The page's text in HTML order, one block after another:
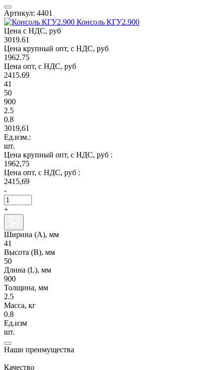
Артикул: 4401
Консоль КГУ2.900
Цена с НДС, руб
3019.61
Цена крупный опт, с НДС, руб
1962.75
Цена опт, с НДС, руб
2415.69
41
50
900
2.5
0.8
3019,61
Ед.изм.:
шт.
Цена крупный опт, с НДС, руб :
1962,75
Цена опт, с НДС, руб :
2415,69
-
+
Ширина (А), мм
41
Высота (В), мм
50
Длина (L), мм
900
Толщина, мм
2.5
Масса, кг
0.8
Ед.изм
шт.
Наши преимущества
Качество